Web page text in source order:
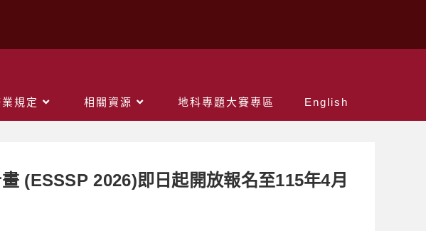
規定 相關資源 地科專題大賽專區 English
(ESSSP 2026)即日起開放報名至115年4月